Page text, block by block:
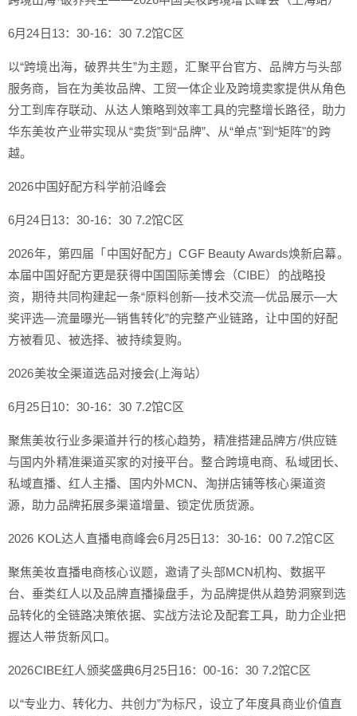
6月24日13：30-16：30 7.2馆C区
以“跨境出海，破界共生”为主题，汇聚平台官方、品牌方与头部
服务商，旨在为美妆品牌、工贸一体企业及跨境卖家提供从角色
分工到库存联动、从达人策略到效率工具的完整增长路径，助力
华东美妆产业带实现从“卖货”到“品牌”、从“单点"到“矩阵"的跨
越。
2026中国好配方科学前沿峰会
6月24日13：30-16：30 7.2馆C区
2026年，第四届「中国好配方」CGF Beauty Awards焕新启幕。
本届中国好配方更是获得中国国际美博会（CIBE）的战略投
资，期待共同构建起一条“原料创新—技术交流—优品展示—大
奖评选—流量曝光—销售转化”的完整产业链路，让中国的好配
方被看见、被选择、被持续复购。
2026美妆全渠道选品对接会(上海站）
6月25日10：30-16：30 7.2馆C区
聚焦美妆行业多渠道并行的核心趋势，精准搭建品牌方/供应链
与国内外精准渠道买家的对接平台。整合跨境电商、私域团长、
私域直播、红人主播、国内外MCN、淘拼店铺等核心渠道资
源，助力品牌拓展多渠道增量、锁定优质货源。
2026 KOL达人直播电商峰会6月25日13：30-16：00 7.2馆C区
聚焦美妆直播电商核心议题，邀请了头部MCN机构、数据平
台、垂类红人以及品牌直播操盘手，为品牌提供从趋势洞察到选
品转化的全链路决策依据、实战方法论及配套工具，助力企业把
握达人带货新风口。
2026CIBE红人颁奖盛典6月25日16：00-16：30 7.2馆C区
以“专业力、转化力、共创力”为标尺，设立了年度具商业价值直